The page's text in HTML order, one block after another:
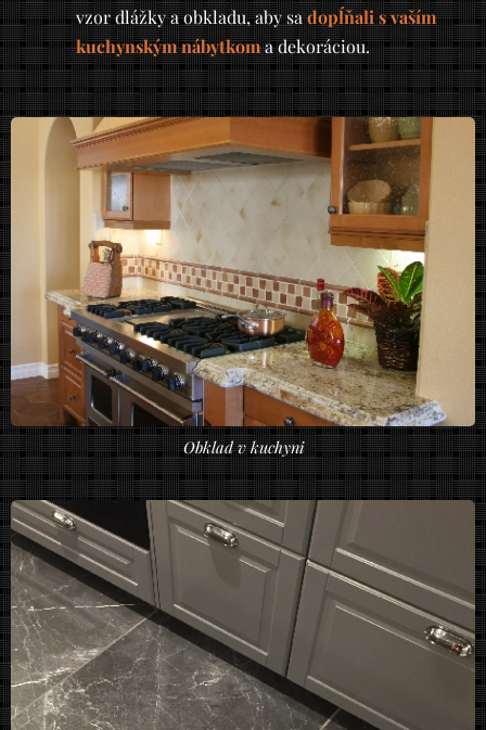
vzor dlážky a obkladu, aby sadopĺňali s vaším
kuchynským nábytkoma dekoráciou.
Obklad v kuchyni